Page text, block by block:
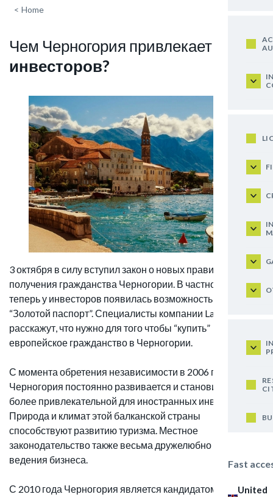
Fast
United
< Home
Чем Черногория привлекает
инвесторов?
3 октября в силу вступил закон о новых правилах
получения гражданства Черногории. В частности,
теперь у инвесторов появилась возможность получить
“Золотой паспорт”. Специалисты компании Law&Trust
расскажут, что нужно для того чтобы “купить”
европейское гражданство в Черногории.
С момента обретения независимости в 2006 году,
Черногория постоянно развивается и становится все
более привлекательной для иностранных инвесторов.
Природа и климат этой балканской страны
способствуют развитию туризма. Местное
законодательство также весьма дружелюбно для
ведения бизнеса.
С 2010 года Черногория является кандидатом на